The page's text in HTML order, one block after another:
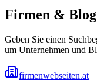
Firmen &
Geben Sie einen
um Unternehmen und
firmenwebseiten.at